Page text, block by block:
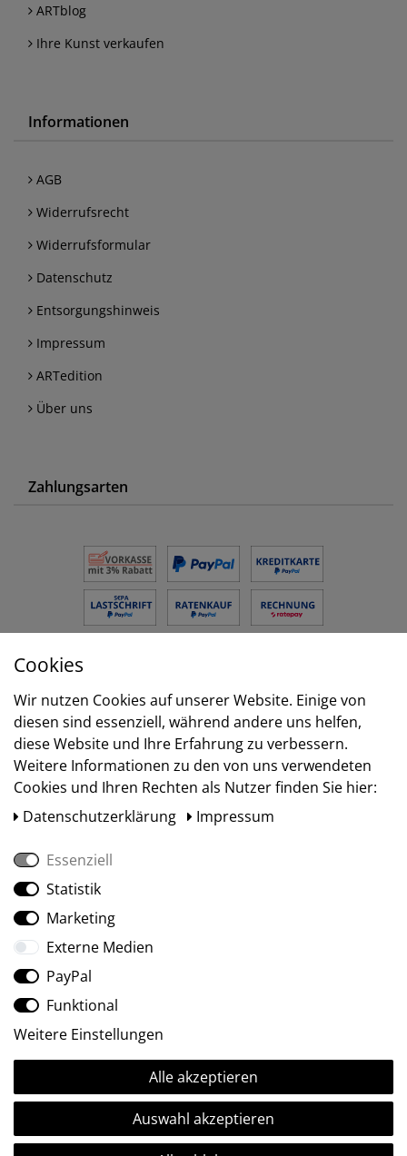
ARTblog
Ihre Kunst verkaufen
Informationen
AGB
Widerrufsrecht
Widerrufsformular
Datenschutz
Entsorgungshinweis
Impressum
ARTedition
Über uns
Zahlungsarten
Versand
Social Media
Ⓒ2009-2026 ARTland GmbH • Alle Rechte vorbehalten.
Cookies
Wir nutzen Cookies auf unserer Website. Einige von
diesen sind essenziell, während andere uns helfen,
diese Website und Ihre Erfahrung zu verbessern.
Weitere Informationen zu den von uns verwendeten
Cookies und Ihren Rechten als Nutzer finden Sie hier:
Daten­schutz­erklärung
Impressum
Essenziell
Statistik
Marketing
Externe Medien
PayPal
Funktional
Weitere Einstellungen
Alle akzeptieren
Auswahl akzeptieren